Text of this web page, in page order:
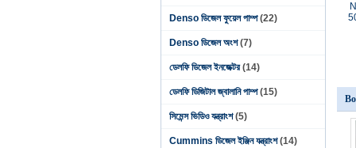
Denso ডিজেল ফুয়েল পাম্প (22)
Denso ডিজেল অংশ (7)
ডেলফি ডিজেল ইনজেক্টর (14)
ডেলফি ডিজিটাল জ্বালানি পাম্প (15)
সিমেন্স ভিডিও যন্ত্রাংশ (5)
Cummins ডিজেল ইঞ্জিন যন্ত্রাংশ (14)